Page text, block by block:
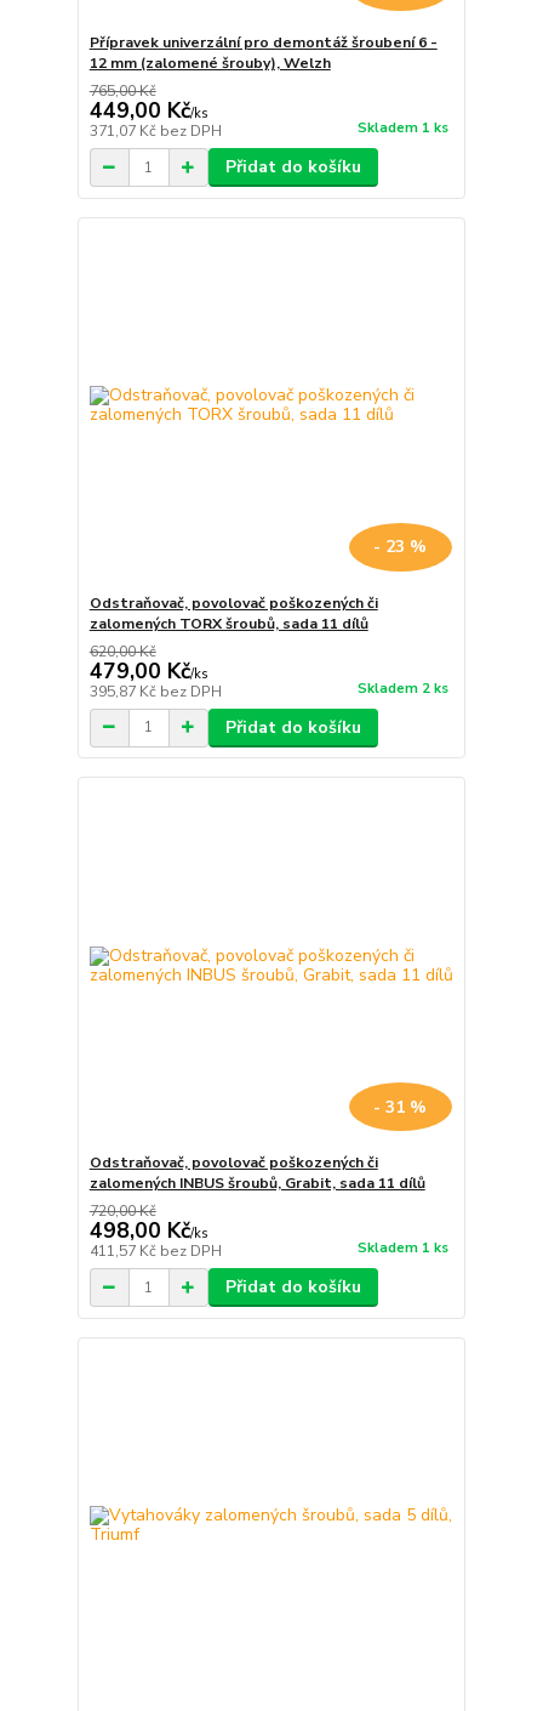
Přípravek univerzální pro demontáž šroubení 6 -
12 mm (zalomené šrouby), Welzh
765,00 Kč
449,00 Kč/ks
371,07 Kč bez DPH Skladem 1 ks
Přidat do košíku
- 23 %
Odstraňovač, povolovač poškozených či
zalomených TORX šroubů, sada 11 dílů
620,00 Kč
479,00 Kč/ks
395,87 Kč bez DPH Skladem 2 ks
Přidat do košíku
- 31 %
Odstraňovač, povolovač poškozených či
zalomených INBUS šroubů, Grabit, sada 11 dílů
720,00 Kč
498,00 Kč/ks
411,57 Kč bez DPH Skladem 1 ks
Přidat do košíku